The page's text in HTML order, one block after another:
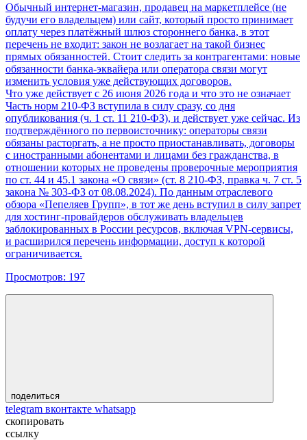
Обычный интернет-магазин, продавец на маркетплейсе (не
будучи его владельцем) или сайт, который просто принимает
оплату через платёжный шлюз стороннего банка, в этот
перечень не входит: закон не возлагает на такой бизнес
прямых обязанностей. Стоит следить за контрагентами: новые
обязанности банка-эквайера или оператора связи могут
изменить условия уже действующих договоров.
Что уже действует с 26 июня 2026 года и что это не означает
Часть норм 210-ФЗ вступила в силу сразу, со дня
опубликования (ч. 1 ст. 11 210-ФЗ), и действует уже сейчас. Из
подтверждённого по первоисточнику: операторы связи
обязаны расторгать, а не просто приостанавливать, договоры
с иностранными абонентами и лицами без гражданства, в
отношении которых не проведены проверочные мероприятия
по ст. 44 и 45.1 закона «О связи» (ст. 8 210-ФЗ, правка ч. 7 ст. 5
закона № 303-ФЗ от 08.08.2024). По данным отраслевого
обзора «Пепеляев Групп», в тот же день вступил в силу запрет
для хостинг-провайдеров обслуживать владельцев
заблокированных в России ресурсов, включая VPN-сервисы,
и расширился перечень информации, доступ к которой
ограничивается.
Просмотров: 197
поделиться
telegram вконтакте whatsapp
скопировать
ссылку